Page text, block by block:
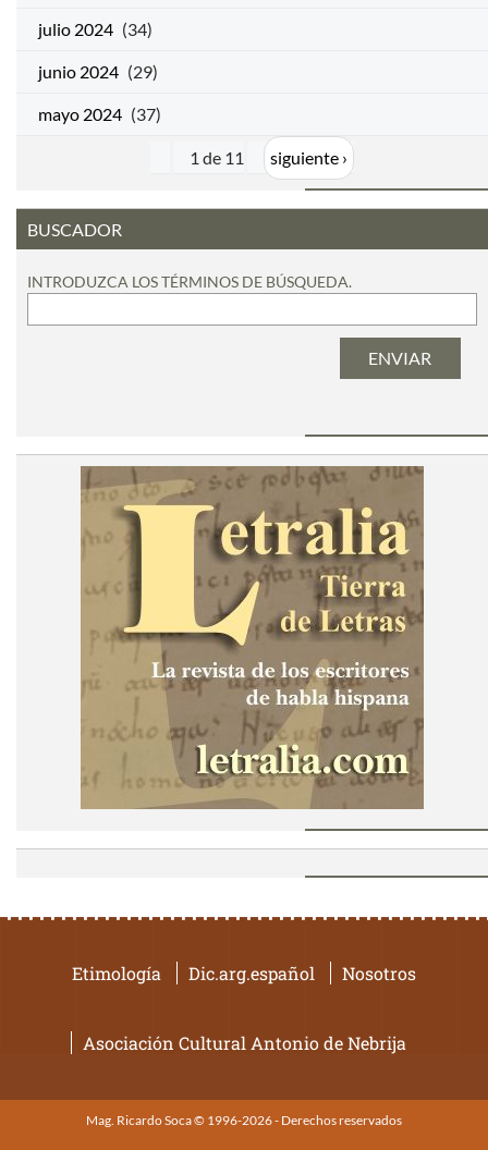
julio 2024 (34)
junio 2024 (29)
mayo 2024 (37)
1 de 11 siguiente ›
BUSCADOR
INTRODUZCA LOS TÉRMINOS DE BÚSQUEDA.
Etimología Dic.arg.español Nosotros
Asociación Cultural Antonio de Nebrija
Mag. Ricardo Soca © 1996-2026 - Derechos reservados